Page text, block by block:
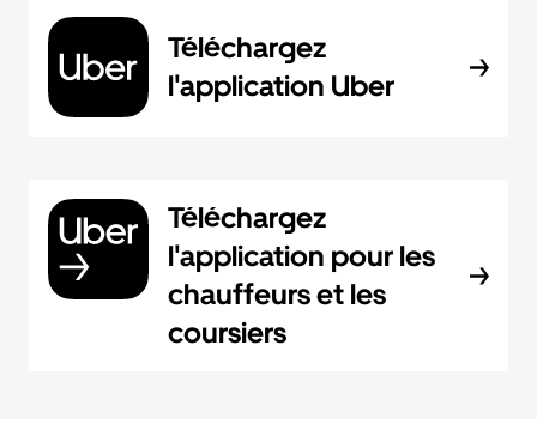
Téléchargez
l'application Uber
Téléchargez
l'application pour les
chauffeurs et les
coursiers